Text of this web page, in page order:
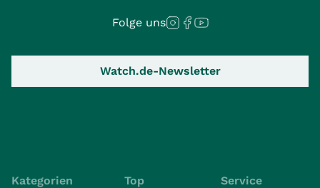
Folge uns
Watch.de-Newsletter
Kategorien
Top
Service